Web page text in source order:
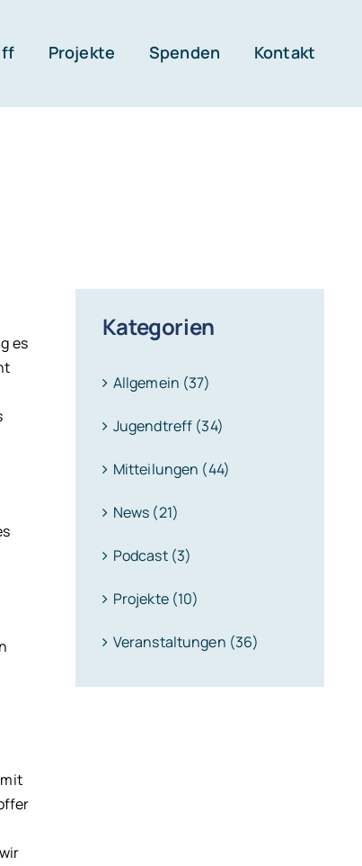
Projekte Spenden Kontakt
es
Kategorien
Allgemein (37)
Jugendtreff (34)
Mitteilungen (44)
News (21)
Podcast (3)
Projekte (10)
Veranstaltungen (36)